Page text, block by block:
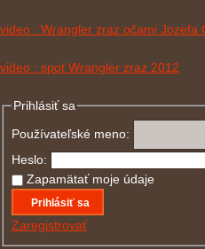
video : Wrangler zraz očami Jozefa
video : spot Wrangler zraz 2012
Prihlásiť sa
Používateľské meno:
Heslo:
Zapamätať moje údaje
Prihlásiť sa
Zaregistrovať